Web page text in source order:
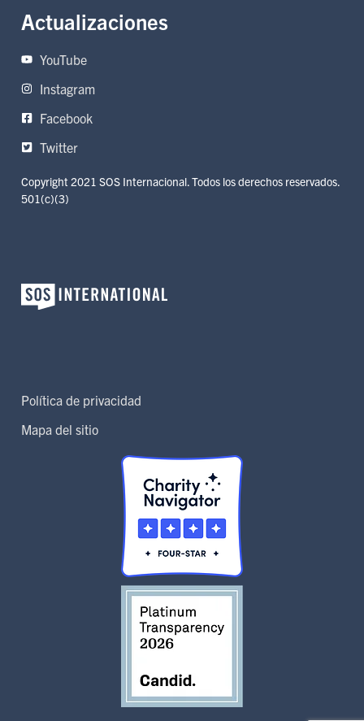
Copyright 2021 SOS Internacional. Todos los derechos reservados.
501(c)(3)
Política de privacidad
Mapa del sitio
Actualizaciones
YouTube
Instagram
Facebook
Twitter